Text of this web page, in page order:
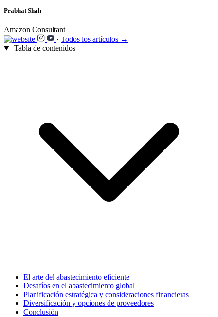
Prabhat Shah
Amazon Consultant
· Todos los artículos →
Tabla de contenidos
El arte del abastecimiento eficiente
Desafíos en el abastecimiento global
Planificación estratégica y consideraciones financieras
Diversificación y opciones de proveedores
Conclusión